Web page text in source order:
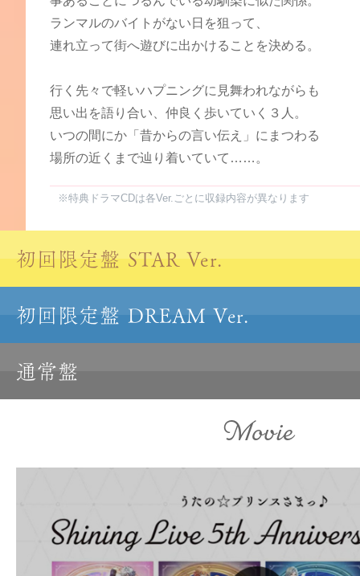
ランマルのバイトがない日を狙って、
連れ立って街へ遊びに出かけることを決める。
行く先々で軽いハプニングに見舞われながらも
思い出を語り合い、仲良く歩いていく３人。
いつの間にか「昔からの言い伝え」にまつわる
場所の近くまで辿り着いていて……。
※特典ドラマCDは各Ver.ごとに収録内容が異なります
初回限定盤 STAR Ver.
初回限定盤 DREAM Ver.
通常盤
Movie